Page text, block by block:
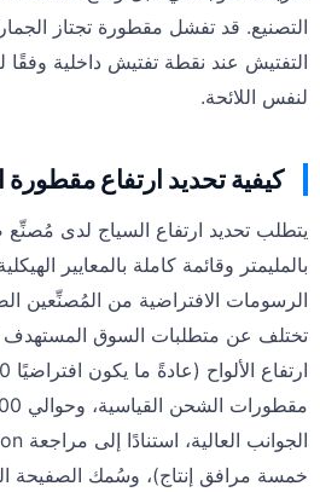
التصنيع. قد تفشل مقطورة تجتاز
التفتيش عند نقطة تفتيش داخلية
لنفس اللائحة.
كيفية تحديد ارتفاع
يتطلب تحديد ارتفاع السياج لدى مُصنِّع
بالمليمتر وقائمة كاملة بالمعايير
تختلف عن متطلبات السوق المستهدف